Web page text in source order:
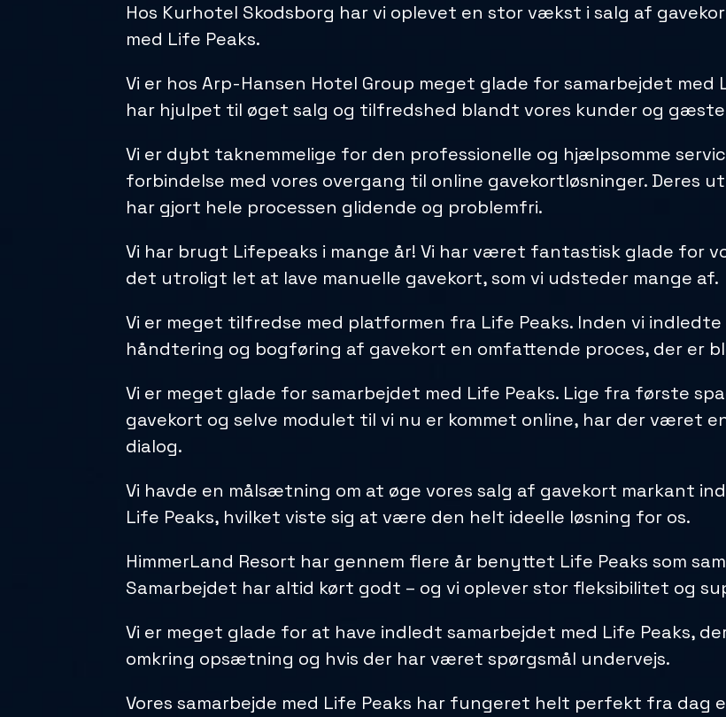
Hos Kurhotel Skodsborg har vi oplevet en stor vækst i salg af
med Life Peaks.
Vi er hos Arp-Hansen Hotel Group meget glade for samarbejdet
har hjulpet til øget salg og tilfredshed blandt vores kunder og
Vi er dybt taknemmelige for den professionelle og hjælpsomme
forbindelse med vores overgang til online gavekortløsninger. Deres
har gjort hele processen glidende og problemfri.
Vi har brugt Lifepeaks i mange år! Vi har været fantastisk glade for
det utroligt let at lave manuelle gavekort, som vi udsteder mange af.
Vi er meget tilfredse med platformen fra Life Peaks. Inden vi
håndtering og bogføring af gavekort en omfattende proces, der er
Vi er meget glade for samarbejdet med Life Peaks. Lige fra første
gavekort og selve modulet til vi nu er kommet online, har der været
dialog.
Vi havde en målsætning om at øge vores salg af gavekort markant
Life Peaks, hvilket viste sig at være den helt ideelle løsning for os.
HimmerLand Resort har gennem flere år benyttet Life Peaks som
Samarbejdet har altid kørt godt – og vi oplever stor fleksibilitet og
Vi er meget glade for at have indledt samarbejdet med Life Peaks,
omkring opsætning og hvis der har været spørgsmål undervejs.
Vores samarbejde med Life Peaks har fungeret helt perfekt fra dag